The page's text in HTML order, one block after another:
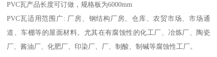
PVC瓦产品长度可订做，规格板为6000mm
PVC瓦适用范围广: 厂房、钢结构厂房、仓库、农贸市场、市场通
道、车棚等的屋面材料。尤其在有腐蚀性的化工厂、冶炼厂、陶瓷
厂、酱油厂、化肥厂、印染厂、厂、制酸、制碱等腐蚀性工厂。